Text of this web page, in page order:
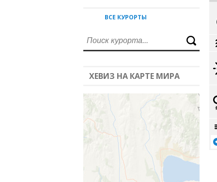
ВСЕ КУРОРТЫ
ХЕВИЗ НА КАРТЕ МИРА